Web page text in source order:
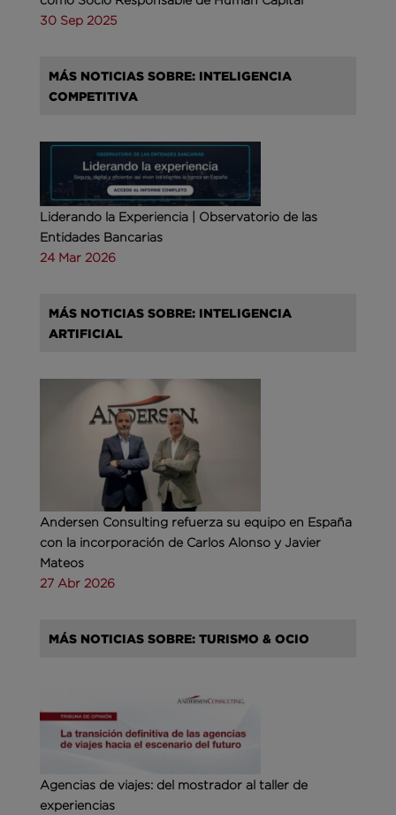
30 Sep 2025
MÁS NOTICIAS SOBRE: INTELIGENCIA
COMPETITIVA
Liderando la Experiencia | Observatorio de las
Entidades Bancarias
24 Mar 2026
MÁS NOTICIAS SOBRE: INTELIGENCIA
ARTIFICIAL
Andersen Consulting refuerza su equipo en España
con la incorporación de Carlos Alonso y Javier
Mateos
27 Abr 2026
MÁS NOTICIAS SOBRE: TURISMO & OCIO
Agencias de viajes: del mostrador al taller de
experiencias